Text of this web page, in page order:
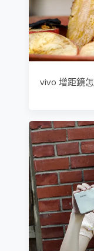
vivo 增距鏡